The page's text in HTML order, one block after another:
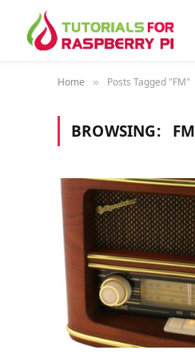
Home » Posts Tagged "FM"
BROWSING: FM